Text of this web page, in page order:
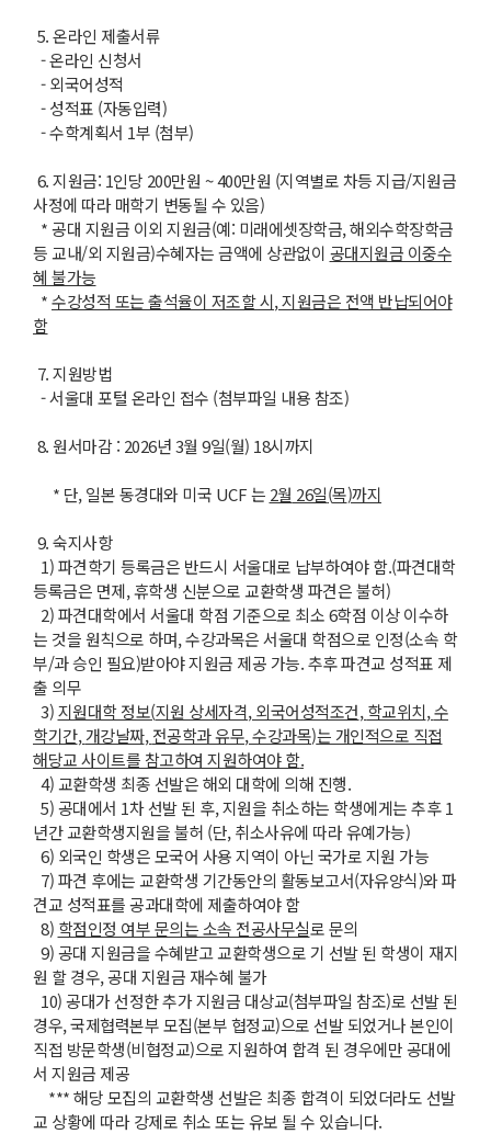
5. 온라인 제출서류
- 온라인 신청서
- 외국어성적
- 성적표 (자동입력)
- 수학계획서 1부 (첨부)
6. 지원금: 1인당 200만원 ~ 400만원 (지역별로 차등 지급/지원금
사정에 따라 매학기 변동될 수 있음)
* 공대 지원금 이외 지원금(예: 미래에셋장학금, 해외수학장학금
등 교내/외 지원금)수혜자는 금액에 상관없이 공대지원금 이중수
혜 불가능
*수강성적 또는 출석율이 저조할 시,지원금은 전액 반납되어야
함
7. 지원방법
- 서울대 포털 온라인 접수 (첨부파일 내용 참조)
8. 원서마감 : 2026년 3월 9일(월) 18시까지
* 단, 일본 동경대와 미국 UCF 는 2월 26일(목)까지
9. 숙지사항
1) 파견학기 등록금은 반드시 서울대로 납부하여야 함.(파견대학
등록금은 면제, 휴학생 신분으로 교환학생 파견은 불허)
2) 파견대학에서 서울대 학점 기준으로 최소 6학점 이상 이수하
는 것을 원칙으로 하며, 수강과목은 서울대 학점으로 인정(소속 학
부/과 승인 필요)받아야 지원금 제공 가능. 추후 파견교 성적표 제
출 의무
3)지원대학 정보(지원 상세자격,외국어성적조건,학교위치,수
학기간,개강날짜,전공학과 유무,수강과목)는 개인적으로 직접
해당교 사이트를 참고하여 지원하여야 함.
4) 교환학생 최종 선발은 해외 대학에 의해 진행.
5) 공대에서 1차 선발 된 후, 지원을 취소하는 학생에게는 추후 1
년간 교환학생지원을 불허 (단, 취소사유에 따라 유예가능)
6) 외국인 학생은 모국어 사용 지역이 아닌 국가로 지원 가능
7) 파견 후에는 교환학생 기간동안의 활동보고서(자유양식)와 파
견교 성적표를 공과대학에 제출하여야 함
8) 학점인정 여부 문의는 소속 전공사무실로 문의
9) 공대 지원금을 수혜받고 교환학생으로 기 선발 된 학생이 재지
원 할 경우, 공대 지원금 재수혜 불가
10) 공대가 선정한 추가 지원금 대상교(첨부파일 참조)로 선발 된
경우, 국제협력본부 모집(본부 협정교)으로 선발 되었거나 본인이
직접 방문학생(비협정교)으로 지원하여 합격 된 경우에만 공대에
서 지원금 제공
*** 해당 모집의 교환학생 선발은 최종 합격이 되었더라도 선발
교 상황에 따라 강제로 취소 또는 유보 될 수 있습니다.